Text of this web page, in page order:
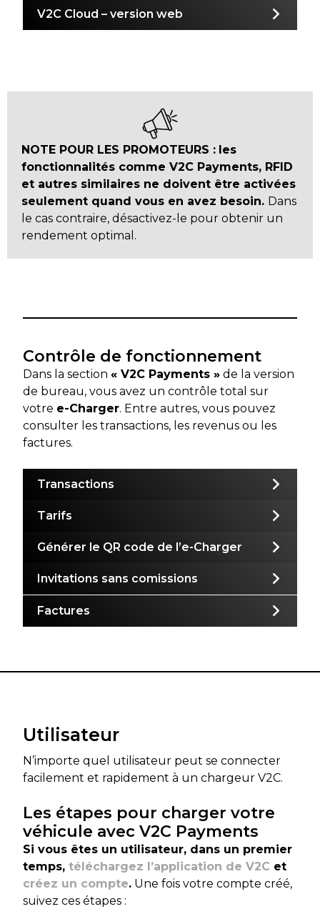
V2C Cloud – version web
NOTE POUR LES PROMOTEURS : les
fonctionnalités comme V2C Payments, RFID
et autres similaires ne doivent être activées
seulement quand vous en avez besoin. Dans
le cas contraire, désactivez-le pour obtenir un
rendement optimal.
Contrôle de fonctionnement
Dans la section « V2C Payments » de la version
de bureau, vous avez un contrôle total sur
votre e-Charger. Entre autres, vous pouvez
consulter les transactions, les revenus ou les
factures.
Transactions
Tarifs
Générer le QR code de l’e-Charger
Invitations sans comissions
Factures
Utilisateur
N’importe quel utilisateur peut se connecter
facilement et rapidement à un chargeur V2C.
Les étapes pour charger votre
véhicule avec V2C Payments
Si vous êtes un utilisateur, dans un premier
temps, téléchargez l’application de V2C et
créez un compte. Une fois votre compte créé,
suivez ces étapes :